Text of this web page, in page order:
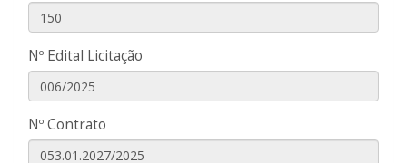
Nº Edital Licitação
Nº Contrato